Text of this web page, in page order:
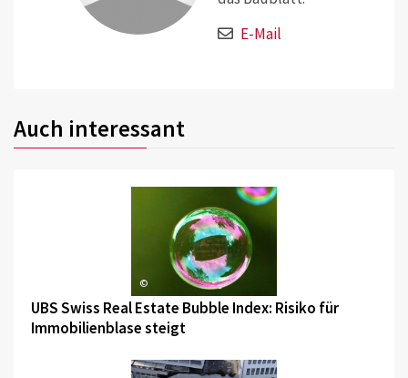
E-Mail
Auch interessant
©
UBS Swiss Real Estate Bubble Index: Risiko für
Immobilienblase steigt